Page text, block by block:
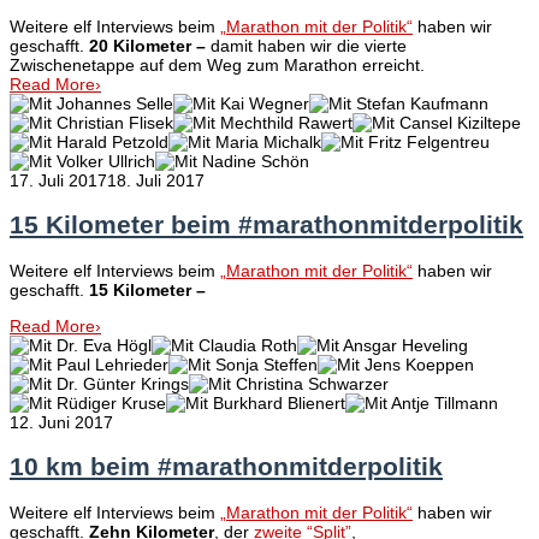
Weitere elf Interviews beim „Marathon mit der Politik“ haben wir
geschafft. 20 Kilometer – damit haben wir die vierte
Zwischenetappe auf dem Weg zum Marathon erreicht.
Read More›
17. Juli 201718. Juli 2017
15 Kilometer beim #marathonmitderpolitik
Weitere elf Interviews beim „Marathon mit der Politik“ haben wir
geschafft. 15 Kilometer –
Read More›
12. Juni 2017
10 km beim #marathonmitderpolitik
Weitere elf Interviews beim „Marathon mit der Politik“ haben wir
geschafft. Zehn Kilometer, der zweite “Split”